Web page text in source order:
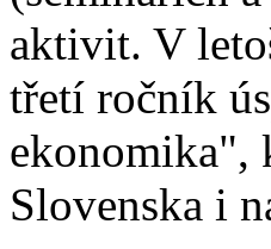
aktivit. V
třetí ročník
ekonomika",
Slovenska i